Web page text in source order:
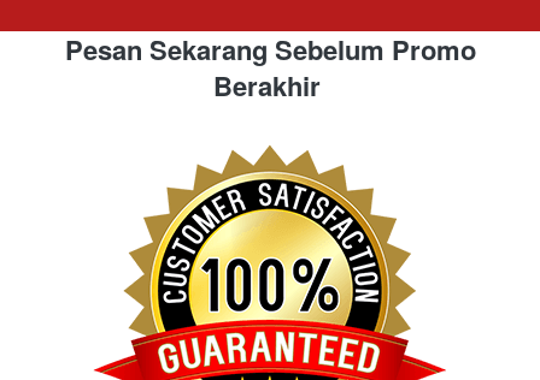
Pesan Sekarang Sebelum Promo
Berakhir